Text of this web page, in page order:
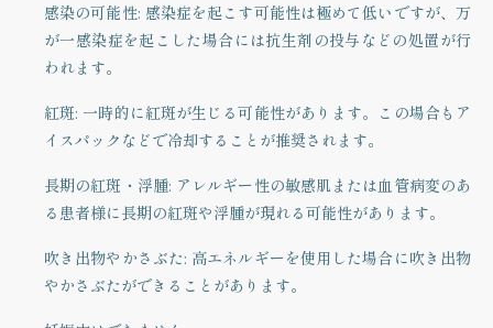
感染の可能性: 感染症を起こす可能性は極めて低いですが、万
が一感染症を起こした場合には抗生剤の投与などの処置が行
われます。
紅斑: 一時的に紅斑が生じる可能性があります。この場合もア
イスパックなどで冷却することが推奨されます。
長期の紅斑・浮腫: アレルギー性の敏感肌または血管病変のあ
る患者様に長期の紅斑や浮腫が現れる可能性があります。
吹き出物やかさぶた: 高エネルギーを使用した場合に吹き出物
やかさぶたができることがあります。